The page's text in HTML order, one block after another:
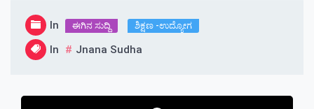
In ಈಗಿನ ಸುದ್ದಿ ಶಿಕ್ಷಣ -ಉದ್ಯೋಗ
In Jnana Sudha
Post